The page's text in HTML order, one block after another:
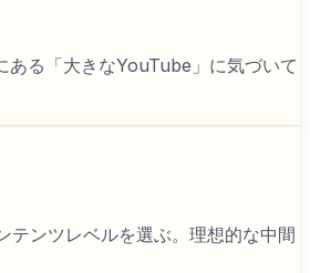
る「大きなYouTube」に気づいて
ンツレベルを選ぶ。理想的な中間